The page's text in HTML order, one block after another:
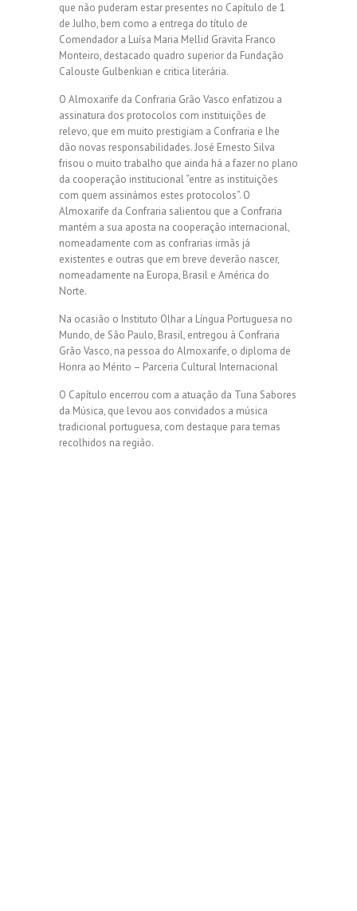
que não puderam estar presentes no Capítulo de 1
de Julho, bem como a entrega do título de
Comendador a Luísa Maria Mellid Gravita Franco
Monteiro, destacado quadro superior da Fundação
Calouste Gulbenkian e critica literária.
O Almoxarife da Confraria Grão Vasco enfatizou a
assinatura dos protocolos com instituições de
relevo, que em muito prestigiam a Confraria e lhe
dão novas responsabilidades. José Ernesto Silva
frisou o muito trabalho que ainda há a fazer no plano
da cooperação institucional “entre as instituições
com quem assinámos estes protocolos”. O
Almoxarife da Confraria salientou que a Confraria
mantém a sua aposta na cooperação internacional,
nomeadamente com as confrarias irmãs já
existentes e outras que em breve deverão nascer,
nomeadamente na Europa, Brasil e América do
Norte.
Na ocasião o Instituto Olhar a Língua Portuguesa no
Mundo, de São Paulo, Brasil, entregou à Confraria
Grão Vasco, na pessoa do Almoxarife, o diploma de
Honra ao Mérito – Parceria Cultural Internacional
O Capítulo encerrou com a atuação da Tuna Sabores
da Música, que levou aos convidados a música
tradicional portuguesa, com destaque para temas
recolhidos na região.